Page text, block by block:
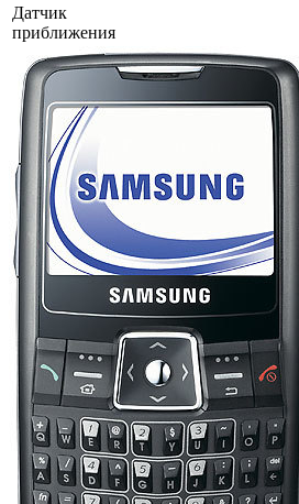
Датчик
приближения